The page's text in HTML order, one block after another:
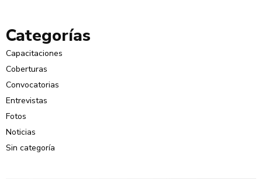
Categorías
Capacitaciones
Coberturas
Convocatorias
Entrevistas
Fotos
Noticias
Sin categoría